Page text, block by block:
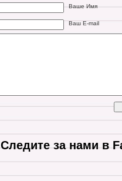
Ваше Имя
Ваш E-mail
Следите за нами в